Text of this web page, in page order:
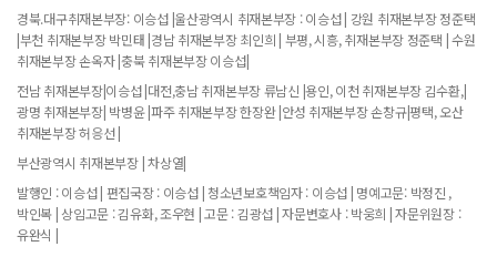
경북.대구취재본부장: 이승섭 |울산광역시 취재본부장 : 이승섭 | 강원 취재본부장 정준택
|부천 취재본부장 박민태 |경남 취재본부장 최인희 | 부평, 시흥, 취재본부장 정준택 | 수원
취재본부장 손옥자 |충북 취재본부장 이승섭|
전남 취재본부장|이승섭 |대전,충남 취재본부장 류남신 |용인, 이천 취재본부장 김수환,|
광명 취재본부장| 박병윤 |파주 취재본부장 한장완 |안성 취재본부장 손창규|평택, 오산
취재본부장 허응선 |
부산광역시 취재본부장 | 차상열|
발행인 : 이승섭 | 편집국장 : 이승섭 | 청소년보호책임자 : 이승섭 | 명예고문: 박정진 ,
박인복 | 상임고문 : 김유화, 조우현 | 고문 : 김광섭 | 자문변호사 : 박웅희 | 자문위원장 :
유완식 |